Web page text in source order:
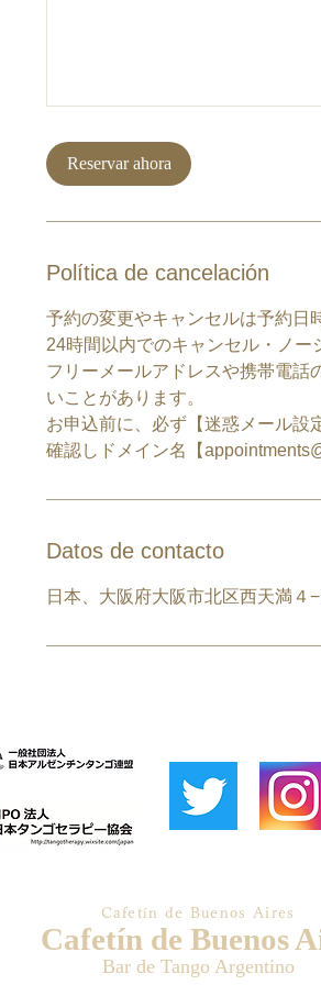
Reservar ahora
Política de cancelación
予約の変更やキャンセルは予約日
24時間以内でのキャンセル・ノー
フリーメールアドレスや携帯電話
いことがあります。
お申込前に、必ず【迷惑メール設
確認しドメイン名【
Datos de contacto
日本、大阪府大阪市北区西天満４
Cafetín de Buenos
Cafetín de Buenos Aires
Bar de Tango Argentino